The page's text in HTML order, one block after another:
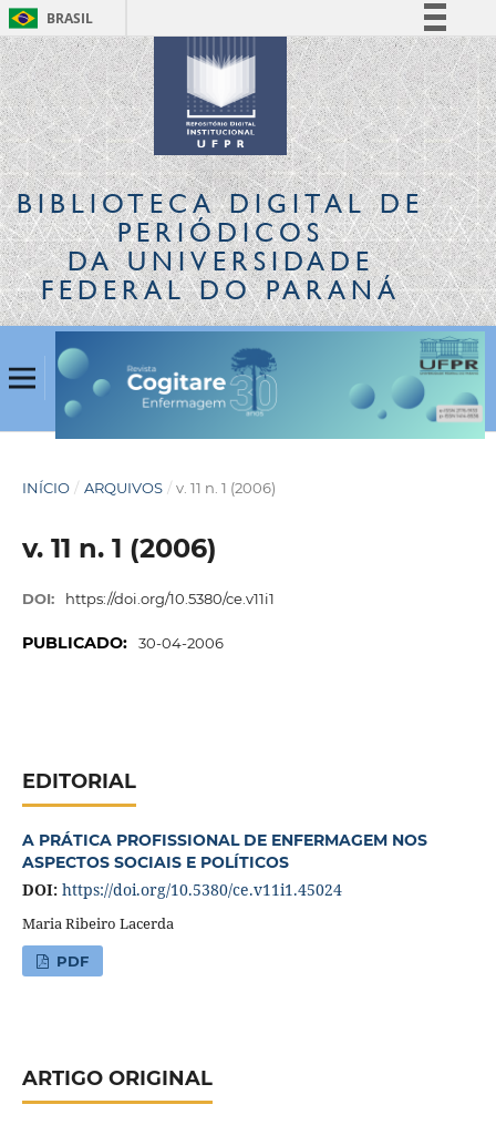
BRASIL
Simplifique!
Comunica BR
Participe
Acesso à informação
Legislação
Canais
BIBLIOTECA DIGITALDE
PERIÓDICOS
DA UNIVERSIDADE
FEDERAL DO PARANÁ
INÍCIO / ARQUIVOS / v. 11 n. 1 (2006)
v. 11 n. 1 (2006)
DOI: https://doi.org/10.5380/ce.v11i1
PUBLICADO: 30-04-2006
EDITORIAL
A PRÁTICA PROFISSIONAL DE ENFERMAGEM NOS
ASPECTOS SOCIAIS E POLÍTICOS
DOI: https://doi.org/10.5380/ce.v11i1.45024
Maria Ribeiro Lacerda
PDF
ARTIGO ORIGINAL